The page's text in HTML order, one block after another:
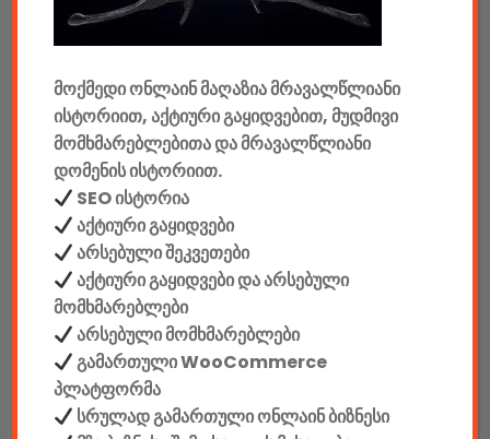
მანქანის აქსესუარები
ელემენტები
აკკუმულატორები
კაბელები & დამტენები
დისკები
ჩანთები
სეიფები
მოქმედი ონლაინ მაღაზია მრავალწლიანი
ისტორიით, აქტიური გაყიდვებით, მუდმივი
მომხმარებლებითა და მრავალწლიანი
დომენის ისტორიით.
SEO ისტორია
აქტიური გაყიდვები
არსებული შეკვეთები
აქტიური გაყიდვები და არსებული
მომხმარებლები
არსებული მომხმარებლები
გამართული WooCommerce
პლატფორმა
სრულად გამართული ონლაინ ბიზნესი